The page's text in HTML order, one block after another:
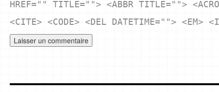
HREF="" TITLE=""> <ABBR TITLE="">
<CITE> <CODE> <DEL DATETIME=""> <EM>